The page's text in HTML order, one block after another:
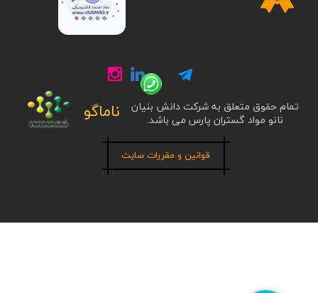
تمام حقوق متعلق به شرکت دانش بنیان
نانو مواد گستران پارس می باشد.
ناماگو
قوانین و مقررات سایت